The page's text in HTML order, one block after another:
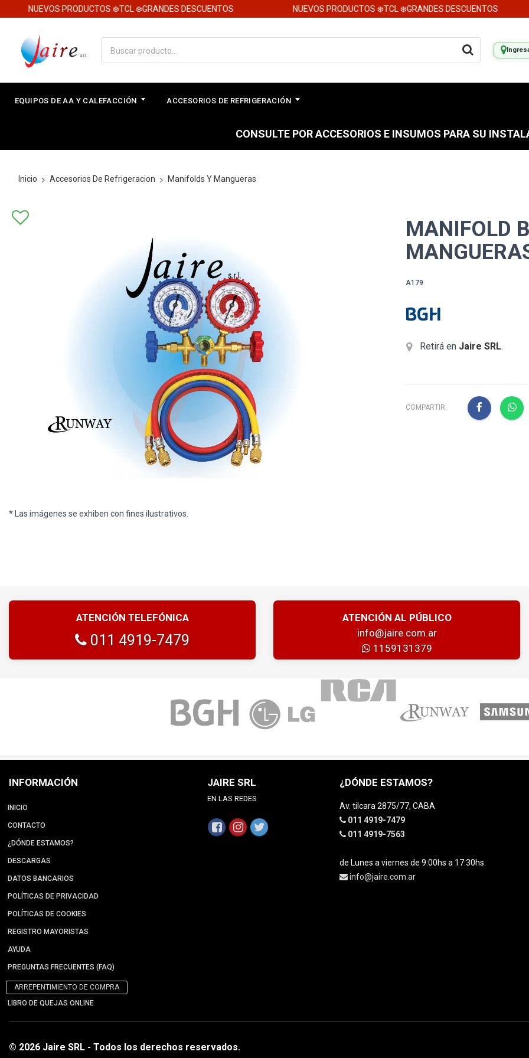
NUEVOS PRODUCTOS ❄️TCL ❄️GRANDES DESCUENTOS NUEVOS PRODUCTOS ❄️TCL ❄️GRANDES DESCUENTOS
EQUIPOS DE AA Y CALEFACCIÓN ACCESORIOS DE REFRIGERACIÓN
CONSULTE POR ACCESORIOS E INSUMOS PARA SU
Inicio Accesorios De Refrigeracion Manifolds Y Mangueras
* Las imágenes se exhiben con fines ilustrativos.
MANIFOLD
A179
Retirá en Jaire SRL.
COMPARTIR:
ATENCIÓN TELEFÓNICA
011 4919-7479
ATENCIÓN AL PÚBLICO
info@jaire.com.ar
1159131379
INFORMACIÓN
INICIO
CONTACTO
¿DÓNDE ESTAMOS?
DESCARGAS
DATOS BANCARIOS
POLÍTICAS DE PRIVACIDAD
POLÍTICAS DE COOKIES
REGISTRO MAYORISTAS
AYUDA
PREGUNTAS FRECUENTES (FAQ)
ARREPENTIMIENTO DE COMPRA
LIBRO DE QUEJAS ONLINE
JAIRE SRL
EN LAS REDES
¿DÓNDE ESTAMOS?
Av. tilcara 2875/77, CABA
011 4919-7479
011 4919-7563
de Lunes a viernes de 9:00hs a 17:30hs.
info@jaire.com.ar
© 2026 Jaire SRL - Todos los derechos reservados.